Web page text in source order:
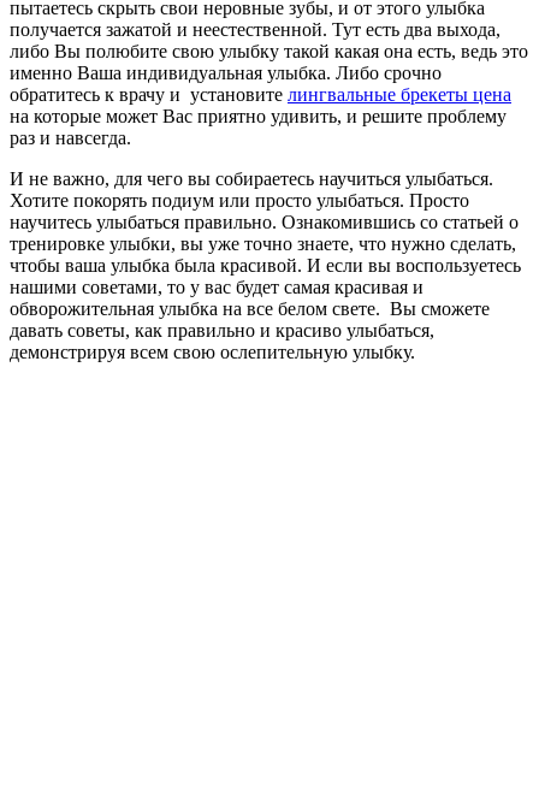
пытаетесь скрыть свои неровные зубы, и от этого улыбка
получается зажатой и неестественной. Тут есть два выхода,
либо Вы полюбите свою улыбку такой какая она есть, ведь это
именно Ваша индивидуальная улыбка. Либо срочно
обратитесь к врачу и установите лингвальные брекеты цена
на которые может Вас приятно удивить, и решите проблему
раз и навсегда.
И не важно, для чего вы собираетесь научиться улыбаться.
Хотите покорять подиум или просто улыбаться. Просто
научитесь улыбаться правильно. Ознакомившись со статьей о
тренировке улыбки, вы уже точно знаете, что нужно сделать,
чтобы ваша улыбка была красивой. И если вы воспользуетесь
нашими советами, то у вас будет самая красивая и
обворожительная улыбка на все белом свете. Вы сможете
давать советы, как правильно и красиво улыбаться,
демонстрируя всем свою ослепительную улыбку.